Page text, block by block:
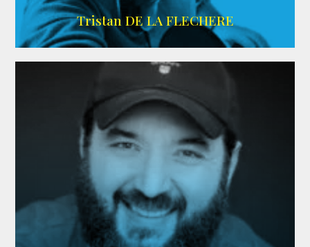
IMDB
Tristan DE LA FLECHERE